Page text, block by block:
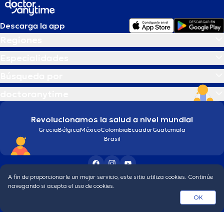
Descarga la app
Revolucionamos la salud a nivel mundial
GreciaBélgicaMéxicoColombiaEcuadorGuatemala
Brasil
Condiciones generales
Política de protección de los datos personales
A fin de proporcionarle un mejor servicio, este sitio utiliza cookies. Continúe
navegando si acepta el uso de cookies.
OK